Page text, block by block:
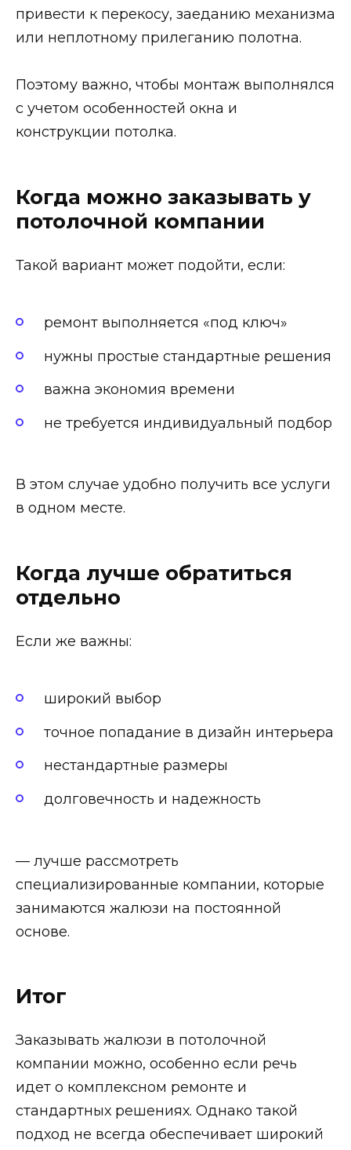
привести к перекосу, заеданию механизма
или неплотному прилеганию полотна.
Поэтому важно, чтобы монтаж выполнялся
с учетом особенностей окна и
конструкции потолка.
Когда можно заказывать у
потолочной компании
Такой вариант может подойти, если:
ремонт выполняется «под ключ»
нужны простые стандартные решения
важна экономия времени
не требуется индивидуальный подбор
В этом случае удобно получить все услуги
в одном месте.
Когда лучше обратиться
отдельно
Если же важны:
широкий выбор
точное попадание в дизайн интерьера
нестандартные размеры
долговечность и надежность
— лучше рассмотреть
специализированные компании, которые
занимаются жалюзи на постоянной
основе.
Итог
Заказывать жалюзи в потолочной
компании можно, особенно если речь
идет о комплексном ремонте и
стандартных решениях. Однако такой
подход не всегда обеспечивает широкий